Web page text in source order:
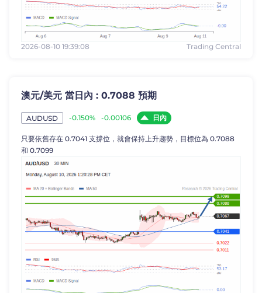
2026-08-10 19:39:08 Trading Central
澳元/美元 當日內 : 0.7088 預期
AUDUSD -0.150% -0.00106 日內
只要依舊存在 0.7041 支撐位，就會保持上升趨勢，目標位為 0.7088
和 0.7099